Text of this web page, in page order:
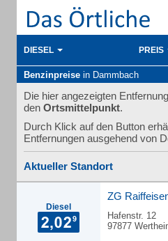
DIESEL PREIS
Benzinpreise in Dammbach
Die hier angezeigten
den Ortsmittelpunkt.
Durch Klick auf den Button
Entfernungen ausgehend von
Aktueller Standort
Diesel
ZG
Hafenstr. 12
97877